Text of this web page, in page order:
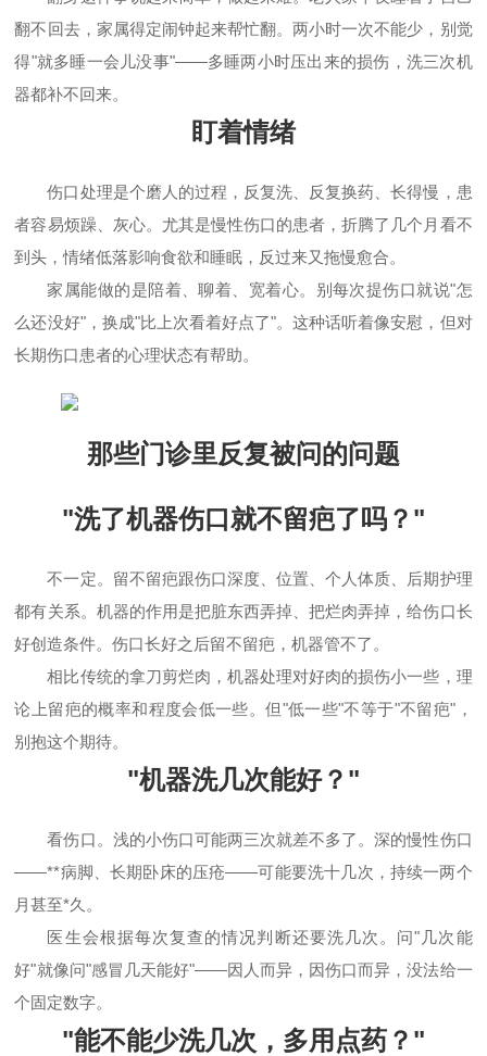
翻不回去，家属得定闹钟起来帮忙翻。两小时一次不能少，别觉
得"就多睡一会儿没事"——多睡两小时压出来的损伤，洗三次机
器都补不回来。
盯着情绪
伤口处理是个磨人的过程，反复洗、反复换药、长得慢，患
者容易烦躁、灰心。尤其是慢性伤口的患者，折腾了几个月看不
到头，情绪低落影响食欲和睡眠，反过来又拖慢愈合。
家属能做的是陪着、聊着、宽着心。别每次提伤口就说"怎
么还没好"，换成"比上次看着好点了"。这种话听着像安慰，但对
长期伤口患者的心理状态有帮助。
那些门诊里反复被问的问题
"洗了机器伤口就不留疤了吗？"
不一定。留不留疤跟伤口深度、位置、个人体质、后期护理
都有关系。机器的作用是把脏东西弄掉、把烂肉弄掉，给伤口长
好创造条件。伤口长好之后留不留疤，机器管不了。
相比传统的拿刀剪烂肉，机器处理对好肉的损伤小一些，理
论上留疤的概率和程度会低一些。但"低一些"不等于"不留疤"，
别抱这个期待。
"机器洗几次能好？"
看伤口。浅的小伤口可能两三次就差不多了。深的慢性伤口
——**病脚、长期卧床的压疮——可能要洗十几次，持续一两个
月甚至*久。
医生会根据每次复查的情况判断还要洗几次。问"几次能
好"就像问"感冒几天能好"——因人而异，因伤口而异，没法给一
个固定数字。
"能不能少洗几次，多用点药？"